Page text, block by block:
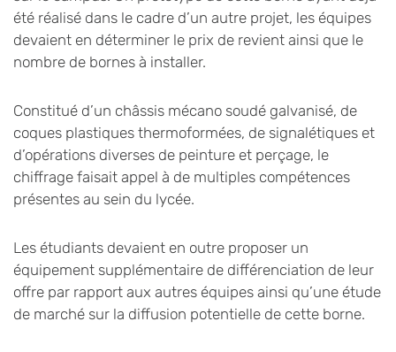
été réalisé dans le cadre d’un autre projet, les équipes
devaient en déterminer le prix de revient ainsi que le
nombre de bornes à installer.
Constitué d’un châssis mécano soudé galvanisé, de
coques plastiques thermoformées, de signalétiques et
d’opérations diverses de peinture et perçage, le
chiffrage faisait appel à de multiples compétences
présentes au sein du lycée.
Les étudiants devaient en outre proposer un
équipement supplémentaire de différenciation de leur
offre par rapport aux autres équipes ainsi qu’une étude
de marché sur la diffusion potentielle de cette borne.